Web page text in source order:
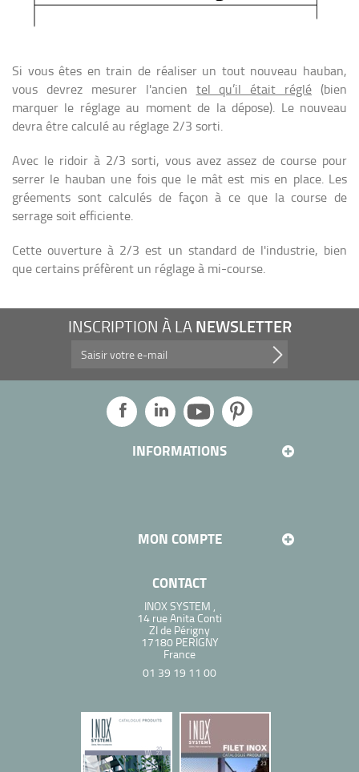
Si vous êtes en train de réaliser un tout nouveau hauban,
vous devrez mesurer l'ancien tel qu’il était réglé (bien
marquer le réglage au moment de la dépose). Le nouveau
devra être calculé au réglage 2/3 sorti.
Avec le ridoir à 2/3 sorti, vous avez assez de course pour
serrer le hauban une fois que le mât est mis en place. Les
gréements sont calculés de façon à ce que la course de
serrage soit efficiente.
Cette ouverture à 2/3 est un standard de l'industrie, bien
que certains préfèrent un réglage à mi-course.
INSCRIPTION À LANEWSLETTER
Profitez de nos promotions, et plus encore...
INFORMATIONS
MON COMPTE
CONTACT
INOX SYSTEM ,
14 rue Anita Conti
ZI de Périgny
17180 PERIGNY
France
01 39 19 11 00